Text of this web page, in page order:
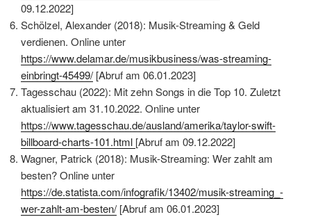
09.12.2022]
Schölzel, Alexander (2018): Musik-Streaming & Geld
verdienen. Online unter
https://www.delamar.de/musikbusiness/was-streaming-
einbringt-45499/ [Abruf am 06.01.2023]
Tagesschau (2022): Mit zehn Songs in die Top 10. Zuletzt
aktualisiert am 31.10.2022. Online unter
https://www.tagesschau.de/ausland/amerika/taylor-swift-
billboard-charts-101.html [Abruf am 09.12.2022]
Wagner, Patrick (2018): Musik-Streaming: Wer zahlt am
besten? Online unter
https://de.statista.com/infografik/13402/musik-streaming_-
wer-zahlt-am-besten/ [Abruf am 06.01.2023]